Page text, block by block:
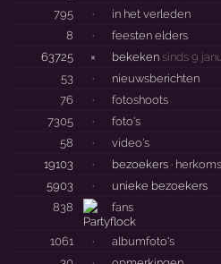
795
·
in het verleden
8
·
feesten elders
63725
× bekeken sinds 9
53
·
nieuwsberichten
76
·
fotoshoots
7305
·
foto's
58
·
video's
19103
· bezoekers ·
5903
·
unieke bezoekers
838
fans
1061 ·
albumfoto's